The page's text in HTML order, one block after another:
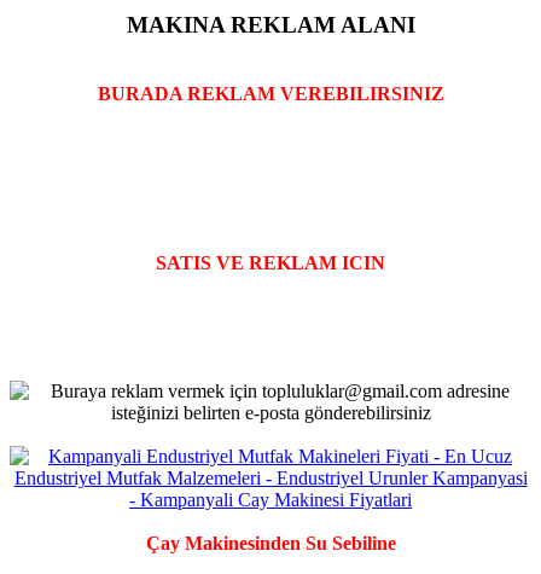
MAKINA REKLAM ALANI
BURADA REKLAM VEREBILIRSINIZ
SATIS VE REKLAM ICIN
Çay Makinesinden Su Sebiline